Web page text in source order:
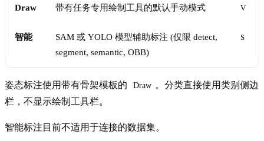
Draw 带有任务专用绘制工具的默认手动模式 V
智能
SAM 或 YOLO 模型辅助标注 (仅限 detect,
segment, semantic, OBB)
S
姿态标注使用带有骨架模板的 Draw 。分类直接使用类别侧边
栏，不显示绘制工具栏。
智能标注目前不适用于连接的数据集。